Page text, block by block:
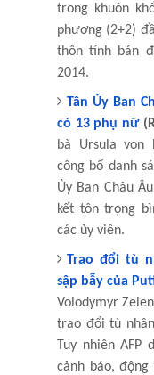
trong khuôn
phương (2+2)
thôn tính bán
2014.
Tân Ủy Ban
có 13 phụ nữ
bà Ursula von
công bố danh
Ủy Ban Châu
kết tôn trọng
các ủy viên.
Trao đổi tù
sập bẫy của
Volodymyr
trao đổi tù
Tuy nhiên AFP
cảnh báo,